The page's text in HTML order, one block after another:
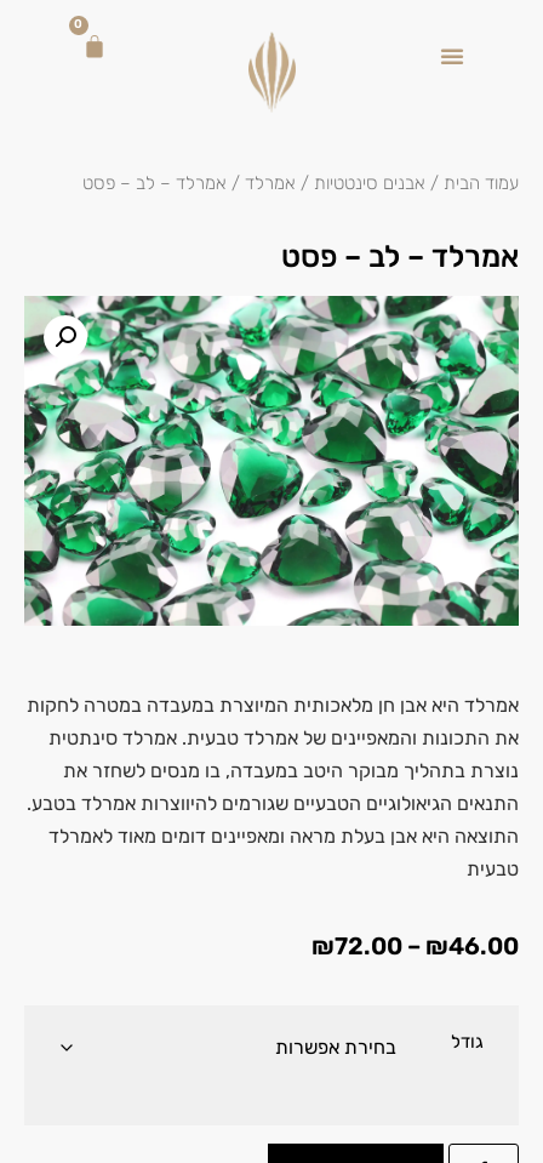
0
עמוד הבית / אבנים סינטטיות / אמרלד / אמרלד – לב – פסט
אמרלד – לב – פסט
אמרלד היא אבן חן מלאכותית המיוצרת במעבדה במטרה לחקות
את התכונות והמאפיינים של אמרלד טבעית. אמרלד סינתטית
נוצרת בתהליך מבוקר היטב במעבדה, בו מנסים לשחזר את
התנאים הגיאולוגיים הטבעיים שגורמים להיווצרות אמרלד בטבע.
התוצאה היא אבן בעלת מראה ומאפיינים דומים מאוד לאמרלד
טבעית
₪46.00
–
₪72.00
גודל